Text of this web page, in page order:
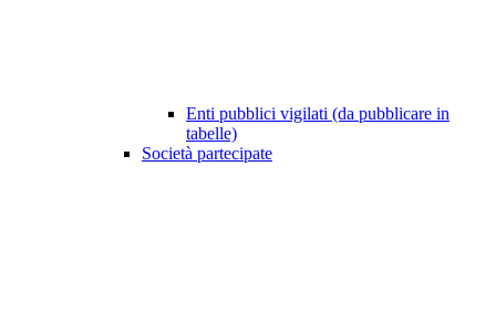
Enti pubblici vigilati (da pubblicare in
tabelle)
Società partecipate